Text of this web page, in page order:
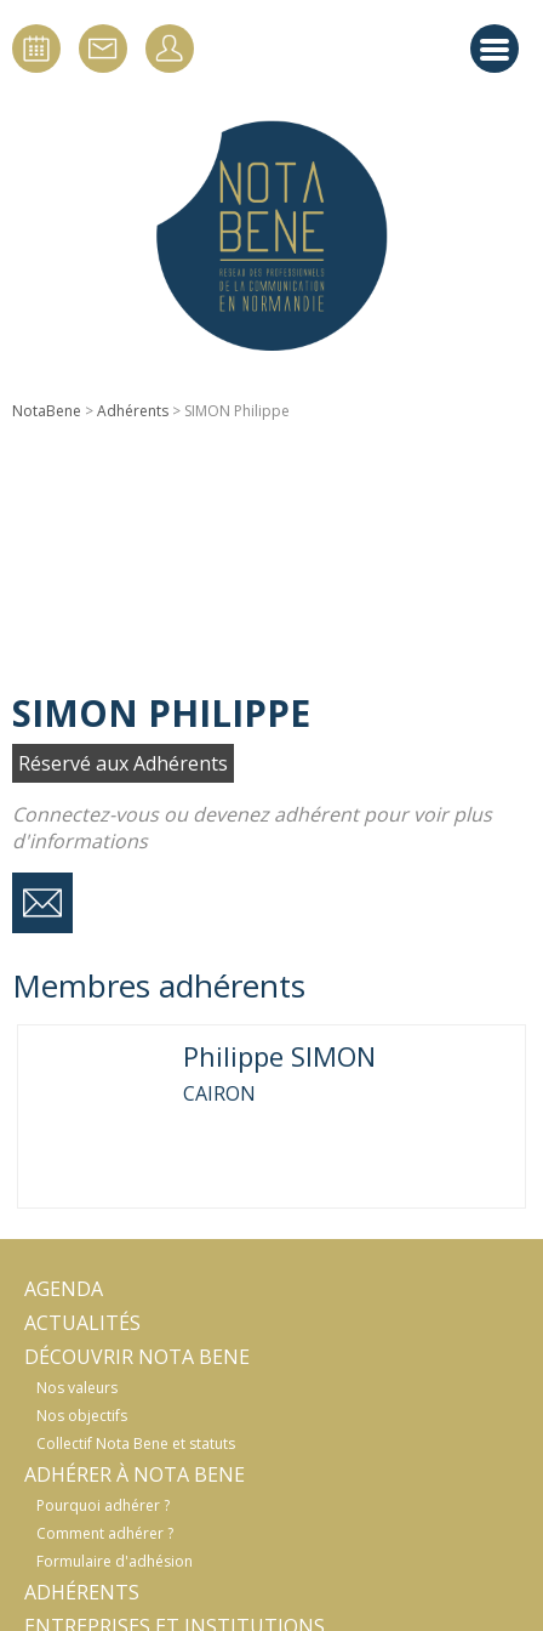
NotaBene >Adhérents > SIMON Philippe
SIMON PHILIPPE
Réservé aux Adhérents
Connectez-vous ou devenez adhérent pour voir plus
d'informations
Membres adhérents
Philippe SIMON
CAIRON
AGENDA
ACTUALITÉS
DÉCOUVRIR NOTA BENE
Nos valeurs
Nos objectifs
Collectif Nota Bene et statuts
ADHÉRER À NOTA BENE
Pourquoi adhérer ?
Comment adhérer ?
Formulaire d'adhésion
ADHÉRENTS
ENTREPRISES ET INSTITUTIONS